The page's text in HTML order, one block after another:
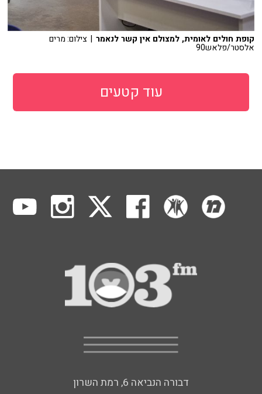
קופת חולים לאומית, למצולם אין קשר לנאמר | צילום: מרים
אלסטר/פלאש90
עוד קטעים
דבורה הנביאה 6, רמת השרון